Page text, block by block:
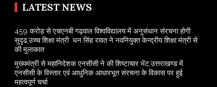
LATEST NEWS
459 करोड़ से एचएनबी गढ़वाल विश्वविद्यालय में अनुसंधान संरचना होगी
सुदृढ,उच्च शिक्षा मंत्री धन सिंह रावत ने नवनियुक्त केन्द्रीय शिक्षा मंत्री से
की मुलाकात
मुख्यमंत्री से महानिदेशक एनसीसी ने की शिष्टाचार भेंट,उत्तराखण्ड में
एनसीसी के विस्तार एवं आधुनिक आधारभूत संरचना के विकास पर हुई
महत्वपूर्ण चर्चा